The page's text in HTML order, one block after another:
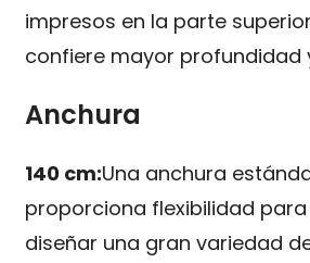
impresos en la parte
confiere mayor profundidad
Anchura
140 cm:Una anchura
proporciona flexibilidad
diseñar una gran variedad